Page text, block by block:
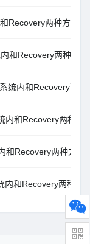
Recovery两种方式
和Recovery两种方
统内和Recovery两
内和Recovery两种方
和Recovery两种方式
内和Recovery两种方